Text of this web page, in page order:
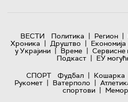
ВЕСТИ Политика | Регион |
Хроника | Друштво | Економија
у Украјини | Време | Сервисне
Подкаст | ЕУ
СПОРТ
Фудбал | Кошарка
Рукомет | Ватерполо |
спортови |